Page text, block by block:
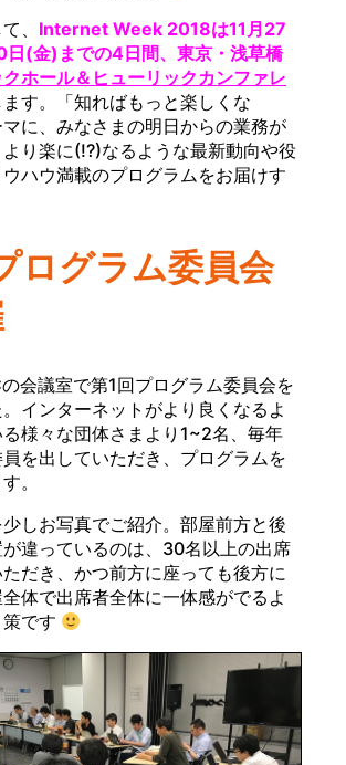
、 Internet Week 2018は11月27
(金)までの4日間、東京・浅草橋
クホール＆ヒューリックカンファレ
ます。「知ればもっと楽しくな
に、みなさまの明日からの業務が
り楽に(!?)なるような最新動向や役
ハウ満載のプログラムをお届けす
ログラム委員会
会議室で第1回プログラム委員会を
インターネットがより良くなるよ
る様々な団体さまより1~2名、毎年
を出していただき、プログラムを
。
しお写真でご紹介。部屋前方と後
違っているのは、30名以上の出席
だき、かつ前方に座っても後方に
体で出席者全体に一体感がでるよ
です